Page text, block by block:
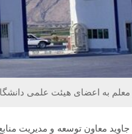
به اعضای هیئت علمی
معاون توسعه و مدیریت